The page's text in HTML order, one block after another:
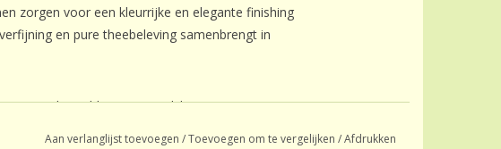
zorgen voor een kleurrijke en elegante finishing
en pure theebeleving samenbrengt in
korenbloem, natuurlijk aroma.
Aan verlanglijst toevoegen /Toevoegen om te vergelijken /Afdrukken